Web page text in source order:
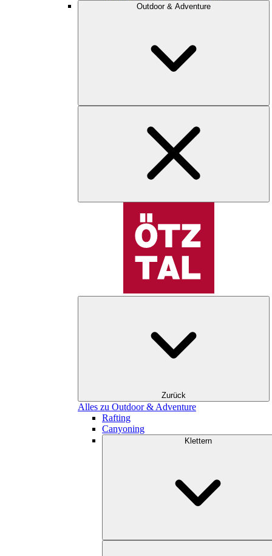
Outdoor & Adventure
Zurück
Alles zu Outdoor & Adventure
Rafting
Canyoning
Klettern